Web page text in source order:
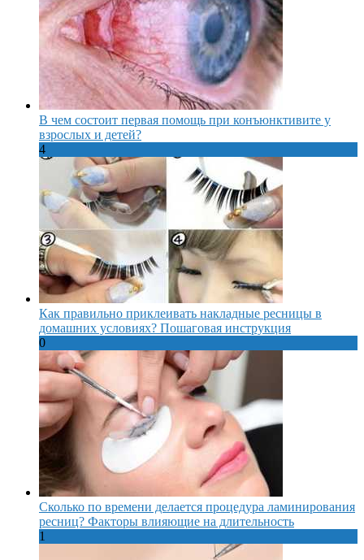
В чем состоит первая помощь при конъюнктивите у
взрослых и детей?
4
Как правильно приклеивать накладные ресницы в
домашних условиях? Пошаговая инструкция
0
Сколько по времени делается процедура ламинирования
ресниц? Факторы влияющие на длительность
1